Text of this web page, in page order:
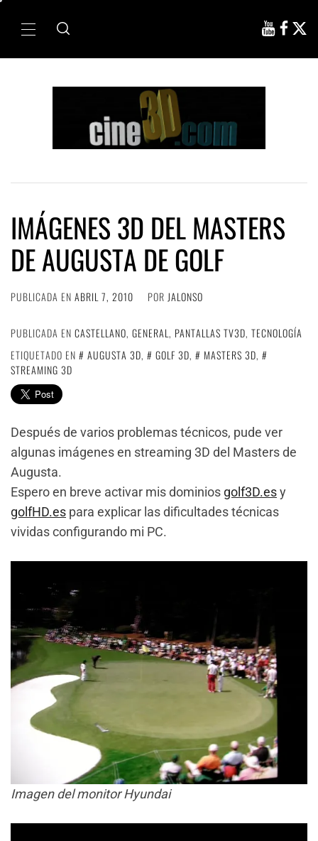
Menú
IMÁGENES 3D DEL MASTERS
DE AUGUSTA DE GOLF
PUBLICADA EN ABRIL 7, 2010 POR JALONSO
PUBLICADA EN CASTELLANO, GENERAL, PANTALLAS TV3D, TECNOLOGÍA
ETIQUETADO EN
AUGUSTA 3D, GOLF 3D, MASTERS 3D,
STREAMING 3D
Después de varios problemas técnicos, pude ver
algunas imágenes en streaming 3D del Masters de
Augusta.
Espero en breve activar mis dominios golf3D.esy
golfHD.es para explicar las dificultades técnicas
vividas configurando mi PC.
Imagen del monitor Hyundai